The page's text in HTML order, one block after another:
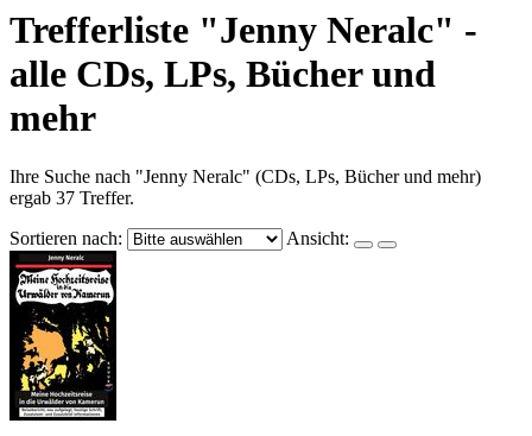
Trefferliste "Jenny Neralc" -
alle CDs, LPs, Bücher und
mehr
Ihre Suche nach "Jenny Neralc" (CDs, LPs, Bücher und mehr)
ergab 37 Treffer.
Sortieren nach:
Ansicht: